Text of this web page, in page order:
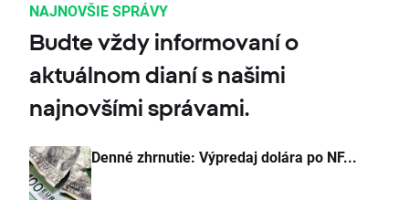
NAJNOVŠIE SPRÁVY
Budte vždy informovaní o
aktuálnom dianí s našimi
najnovšími správami.
Denné zhrnutie: Výpredaj dolára po NF...